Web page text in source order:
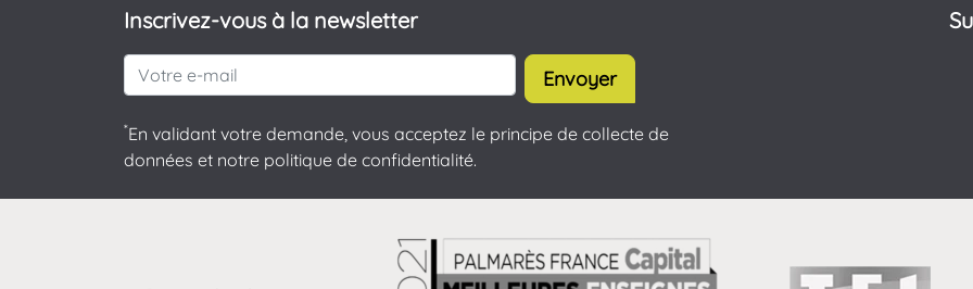
Inscrivez-vous à la newsletter
Envoyer
*En validant votre demande, vous acceptez le principe de collecte de
données et notre politique de confidentialité.